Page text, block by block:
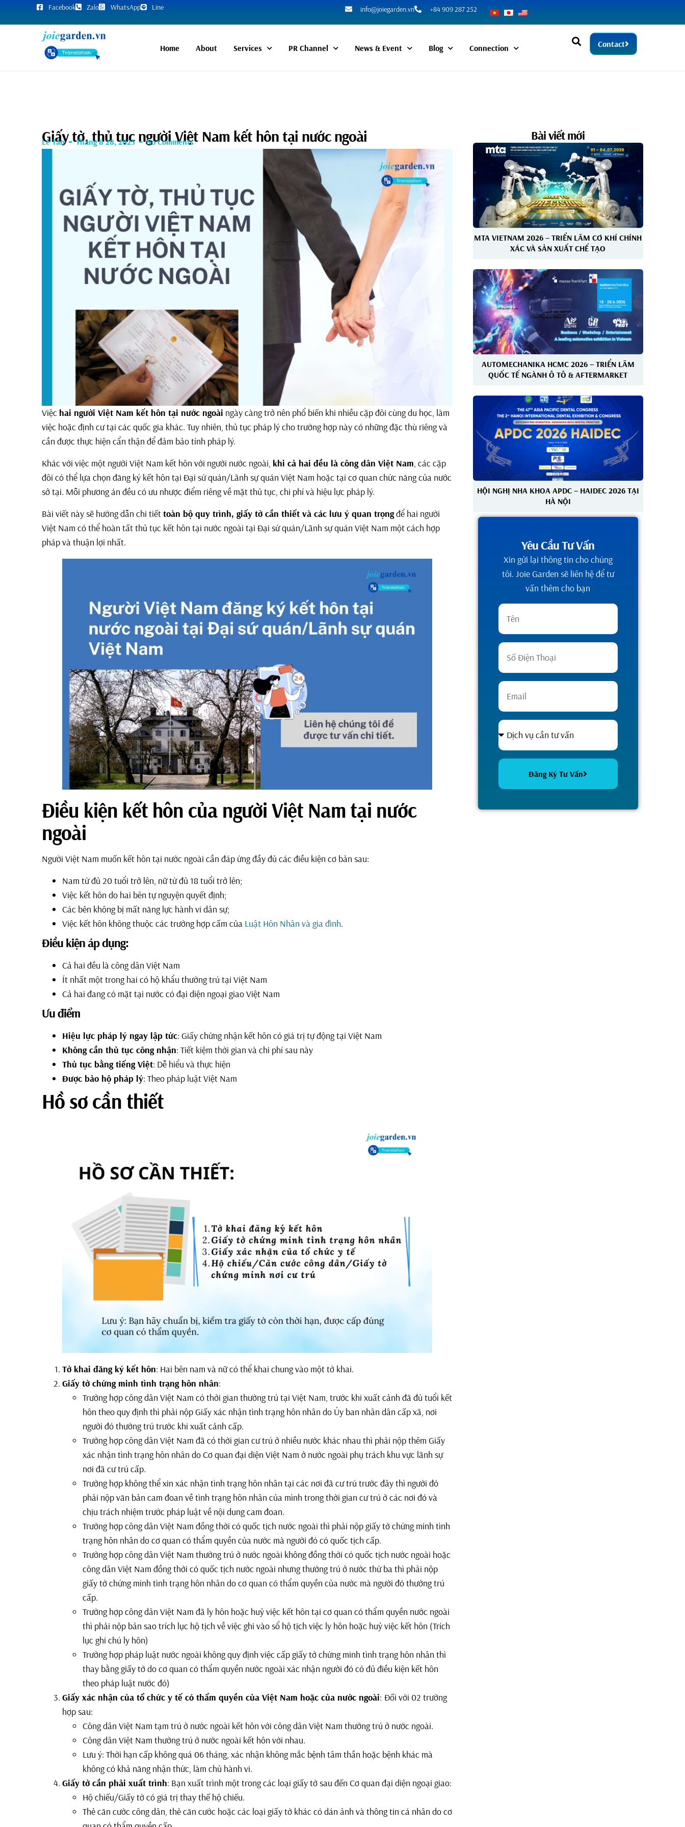
Facebook Zalo WhatsApp Line info@joiegarden.vn +84 909 287 252
Home About Services PR Channel News & Event Blog Connection Contact
Giấy tờ, thủ tục người Việt Nam kết hôn tại nước ngoài
Lê Tân Tháng 8 28, 2025 No Comments
Việc hai người Việt Nam kết hôn tại nước ngoài ngày càng trở nên phổ biến khi nhiều cặp đôi cùng du học, làm
việc hoặc định cư tại các quốc gia khác. Tuy nhiên, thủ tục pháp lý cho trường hợp này có những đặc thù riêng và
cần được thực hiện cẩn thận để đảm bảo tính pháp lý.
Khác với việc một người Việt Nam kết hôn với người nước ngoài, khi cả hai đều là công dân Việt Nam, các cặp
đôi có thể lựa chọn đăng ký kết hôn tại Đại sứ quán/Lãnh sự quán Việt Nam hoặc tại cơ quan chức năng của nước
sở tại. Mỗi phương án đều có ưu nhược điểm riêng về mặt thủ tục, chi phí và hiệu lực pháp lý.
Bài viết này sẽ hướng dẫn chi tiếttoàn bộ quy trình, giấy tờ cần thiết và các lưu ý quan trọngđể hai người
Việt Nam có thể hoàn tất thủ tục kết hôn tại nước ngoài tại Đại sứ quán/Lãnh sự quán Việt Nam một cách hợp
pháp và thuận lợi nhất.
Điều kiện kết hôn của người Việt Nam tại nước
ngoài
Người Việt Nam muốn kết hôn tại nước ngoài cần đáp ứng đầy đủ các điều kiện cơ bản sau:
Nam từ đủ 20 tuổi trở lên, nữ từ đủ 18 tuổi trở lên;
Việc kết hôn do hai bên tự nguyện quyết định;
Các bên không bị mất năng lực hành vi dân sự;
Việc kết hôn không thuộc các trường hợp cấm của Luật Hôn Nhân và gia đình.
Điều kiện áp dụng:
Cả hai đều là công dân Việt Nam
Ít nhất một trong hai có hộ khẩu thường trú tại Việt Nam
Cả hai đang có mặt tại nước có đại diện ngoại giao Việt Nam
Ưu điểm
Hiệu lực pháp lý ngay lập tức: Giấy chứng nhận kết hôn có giá trị tự động tại Việt Nam
Không cần thủ tục công nhận: Tiết kiệm thời gian và chi phí sau này
Thủ tục bằng tiếng Việt: Dễ hiểu và thực hiện
Được bảo hộ pháp lý: Theo pháp luật Việt Nam
Hồ sơ cần thiết
Tờ khai đăng ký kết hôn: Hai bên nam và nữ có thể khai chung vào một tờ khai.
Giấy tờ chứng minh tình trạng hôn nhân:
Trường hợp công dân Việt Nam có thời gian thường trú tại Việt Nam, trước khi xuất cảnh đã đủ tuổi kết
hôn theo quy định thì phải nộp Giấy xác nhận tình trạng hôn nhân do Ủy ban nhân dân cấp xã, nơi
người đó thường trú trước khi xuất cảnh cấp.
Trường hợp công dân Việt Nam đã có thời gian cư trú ở nhiều nước khác nhau thì phải nộp thêm Giấy
xác nhận tình trạng hôn nhân do Cơ quan đại diện Việt Nam ở nước ngoài phụ trách khu vực lãnh sự
nơi đã cư trú cấp.
Trường hợp không thể xin xác nhận tình trạng hôn nhân tại các nơi đã cư trú trước đây thì người đó
phải nộp văn bản cam đoan về tình trạng hôn nhân của mình trong thời gian cư trú ở các nơi đó và
chịu trách nhiệm trước pháp luật về nội dung cam đoan.
Trường hợp công dân Việt Nam đồng thời có quốc tịch nước ngoài thì phải nộp giấy tờ chứng minh tình
trạng hôn nhân do cơ quan có thẩm quyền của nước mà người đó có quốc tịch cấp.
Trường hợp công dân Việt Nam thường trú ở nước ngoài không đồng thời có quốc tịch nước ngoài hoặc
công dân Việt Nam đồng thời có quốc tịch nước ngoài nhưng thường trú ở nước thứ ba thì phải nộp
giấy tờ chứng minh tình trạng hôn nhân do cơ quan có thẩm quyền của nước mà người đó thường trú
cấp.
Trường hợp công dân Việt Nam đã ly hôn hoặc huỷ việc kết hôn tại cơ quan có thẩm quyền nước ngoài
thì phải nộp bản sao trích lục hộ tịch về việc ghi vào sổ hộ tịch việc ly hôn hoặc huỷ việc kết hôn (Trích
lục ghi chú ly hôn)
Trường hợp pháp luật nước ngoài không quy định việc cấp giấy tờ chứng minh tình trạng hôn nhân thì
thay bằng giấy tờ do cơ quan có thẩm quyền nước ngoài xác nhận người đó có đủ điều kiện kết hôn
theo pháp luật nước đó)
Giấy xác nhận của tổ chức y tế có thẩm quyền của Việt Nam hoặc của nước ngoài: Đối với 02 trường
hợp sau:
Công dân Việt Nam tạm trú ở nước ngoài kết hôn với công dân Việt Nam thường trú ở nước ngoài.
Công dân Việt Nam thường trú ở nước ngoài kết hôn với nhau.
Lưu ý: Thời hạn cấp không quá 06 tháng, xác nhận không mắc bệnh tâm thần hoặc bệnh khác mà
không có khả năng nhận thức, làm chủ hành vi.
Giấy tờ cần phải xuất trình: Bạn xuất trình một trong các loại giấy tờ sau đến Cơ quan đại diện ngoại giao:
Hộ chiếu/Giấy tờ có giá trị thay thế hộ chiếu.
Thẻ căn cước công dân, thẻ căn cước hoặc các loại giấy tờ khác có dán ảnh và thông tin cá nhân do cơ
Bài viết mới
MTA VIETNAM 2026 – TRIỂN LÃM CƠ KHÍ CHÍNH
XÁC VÀ SẢN XUẤT CHẾ TẠO
AUTOMECHANIKA HCMC 2026 – TRIỂN LÃM
QUỐC TẾ NGÀNH Ô TÔ & AFTERMARKET
HỘI NGHỊ NHA KHOA APDC – HAIDEC 2026 TẠI
HÀ NỘI
Yêu Cầu Tư Vấn
Xin gửi lại thông tin cho chúng
tôi. Joie Garden sẽ liên hệ để tư
vấn thêm cho bạn
Đăng Ký Tư Vấn